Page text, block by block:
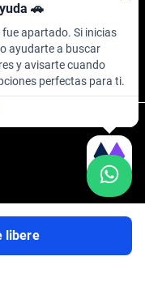
libere
🚗
fue apartado. Si inicias
ayudarte a buscar
y avisarte cuando
perfectas para ti.
- Capulhuac, No. 1 Col.